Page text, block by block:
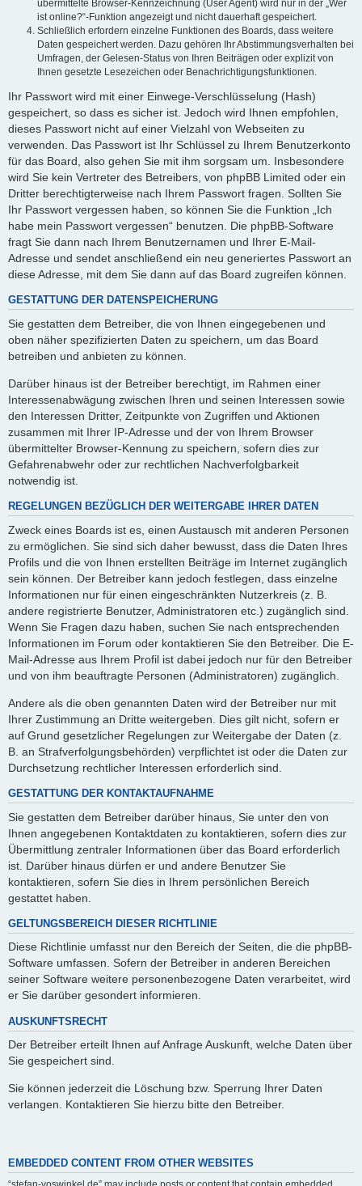
übermittelte Browser-Kennzeichnung (User Agent) wird nur in der „Wer
ist online?“-Funktion angezeigt und nicht dauerhaft gespeichert.
Schließlich erfordern einzelne Funktionen des Boards, dass weitere
Daten gespeichert werden. Dazu gehören Ihr Abstimmungsverhalten bei
Umfragen, der Gelesen-Status von Ihren Beiträgen oder explizit von
Ihnen gesetzte Lesezeichen oder Benachrichtigungsfunktionen.
Ihr Passwort wird mit einer Einwege-Verschlüsselung (Hash)
gespeichert, so dass es sicher ist. Jedoch wird Ihnen empfohlen,
dieses Passwort nicht auf einer Vielzahl von Webseiten zu
verwenden. Das Passwort ist Ihr Schlüssel zu Ihrem Benutzerkonto
für das Board, also gehen Sie mit ihm sorgsam um. Insbesondere
wird Sie kein Vertreter des Betreibers, von phpBB Limited oder ein
Dritter berechtigterweise nach Ihrem Passwort fragen. Sollten Sie
Ihr Passwort vergessen haben, so können Sie die Funktion „Ich
habe mein Passwort vergessen“ benutzen. Die phpBB-Software
fragt Sie dann nach Ihrem Benutzernamen und Ihrer E-Mail-
Adresse und sendet anschließend ein neu generiertes Passwort an
diese Adresse, mit dem Sie dann auf das Board zugreifen können.
GESTATTUNG DER DATENSPEICHERUNG
Sie gestatten dem Betreiber, die von Ihnen eingegebenen und
oben näher spezifizierten Daten zu speichern, um das Board
betreiben und anbieten zu können.
Darüber hinaus ist der Betreiber berechtigt, im Rahmen einer
Interessenabwägung zwischen Ihren und seinen Interessen sowie
den Interessen Dritter, Zeitpunkte von Zugriffen und Aktionen
zusammen mit Ihrer IP-Adresse und der von Ihrem Browser
übermittelter Browser-Kennung zu speichern, sofern dies zur
Gefahrenabwehr oder zur rechtlichen Nachverfolgbarkeit
notwendig ist.
REGELUNGEN BEZÜGLICH DER WEITERGABE IHRER DATEN
Zweck eines Boards ist es, einen Austausch mit anderen Personen
zu ermöglichen. Sie sind sich daher bewusst, dass die Daten Ihres
Profils und die von Ihnen erstellten Beiträge im Internet zugänglich
sein können. Der Betreiber kann jedoch festlegen, dass einzelne
Informationen nur für einen eingeschränkten Nutzerkreis (z. B.
andere registrierte Benutzer, Administratoren etc.) zugänglich sind.
Wenn Sie Fragen dazu haben, suchen Sie nach entsprechenden
Informationen im Forum oder kontaktieren Sie den Betreiber. Die E-
Mail-Adresse aus Ihrem Profil ist dabei jedoch nur für den Betreiber
und von ihm beauftragte Personen (Administratoren) zugänglich.
Andere als die oben genannten Daten wird der Betreiber nur mit
Ihrer Zustimmung an Dritte weitergeben. Dies gilt nicht, sofern er
auf Grund gesetzlicher Regelungen zur Weitergabe der Daten (z.
B. an Strafverfolgungsbehörden) verpflichtet ist oder die Daten zur
Durchsetzung rechtlicher Interessen erforderlich sind.
GESTATTUNG DER KONTAKTAUFNAHME
Sie gestatten dem Betreiber darüber hinaus, Sie unter den von
Ihnen angegebenen Kontaktdaten zu kontaktieren, sofern dies zur
Übermittlung zentraler Informationen über das Board erforderlich
ist. Darüber hinaus dürfen er und andere Benutzer Sie
kontaktieren, sofern Sie dies in Ihrem persönlichen Bereich
gestattet haben.
GELTUNGSBEREICH DIESER RICHTLINIE
Diese Richtlinie umfasst nur den Bereich der Seiten, die die phpBB-
Software umfassen. Sofern der Betreiber in anderen Bereichen
seiner Software weitere personenbezogene Daten verarbeitet, wird
er Sie darüber gesondert informieren.
AUSKUNFTSRECHT
Der Betreiber erteilt Ihnen auf Anfrage Auskunft, welche Daten über
Sie gespeichert sind.
Sie können jederzeit die Löschung bzw. Sperrung Ihrer Daten
verlangen. Kontaktieren Sie hierzu bitte den Betreiber.
EMBEDDED CONTENT FROM OTHER WEBSITES